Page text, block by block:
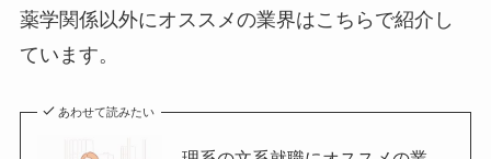
薬学関係以外にオススメの業界はこちらで紹介し
ています。
あわせて読みたい